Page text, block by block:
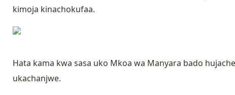
kimoja kinachokufaa.
Hata kama kwa sasa uko Mkoa wa Manyara bado
ukachanjwe.